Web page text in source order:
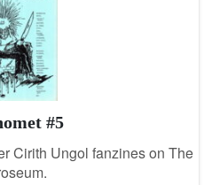
#5
Cirith Ungol fanzines on The